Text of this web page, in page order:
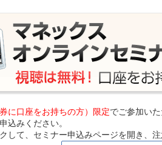
に口座をお持ちの方）限定でご参加い
込みください。
して、セミナー申込みページを開き、